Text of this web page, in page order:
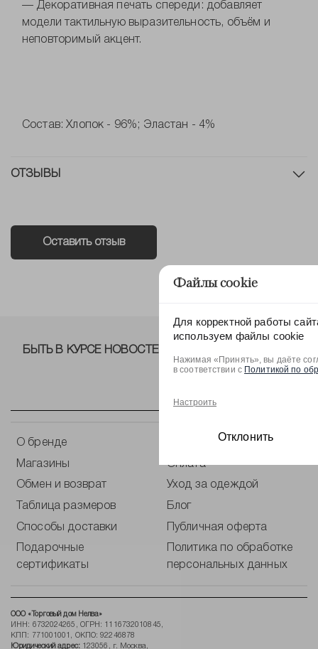
— Декоративная печать спереди: добавляет
модели тактильную выразительность, объём и
неповторимый акцент.
Состав: Хлопок - 96%; Эластан - 4%
ОТЗЫВЫ
Оставить отзыв
О бренде
Магазины Оплата
Обмен и возврат Уход за одеждой
Таблица размеров Блог
Способы доставки Публичная оферта
Подарочные
сертификаты
Политика по обработке
персональных данных
ООО «Торговый дом Нелва»
ИНН: 6732024265, ОГРН: 1116732010845,
КПП: 771001001, ОКПО: 92246878
Юридический адрес:123056, г. Москва,
БЫТЬ В КУРСЕ НОВОСТЕЙ ОТ NELVA!
Файлы cookie
Для корректной работы
используем файлы cookie
Нажимая «Принять», вы даёте
в соответствии с Политикой по
Настроить
Отклонить